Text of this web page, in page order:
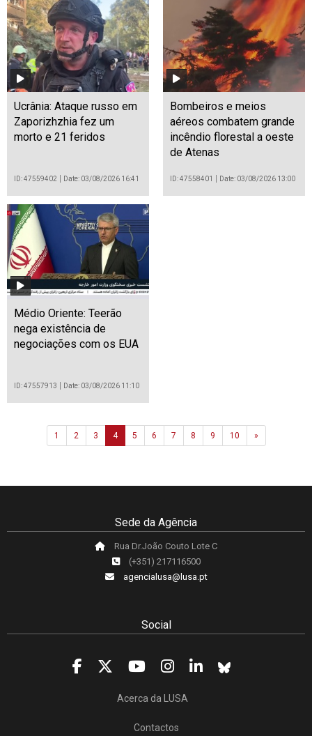
Ucrânia: Ataque russo em
Zaporizhzhia fez um
morto e 21 feridos
ID: 47559402 Date: 03/08/2026 16:41
Bombeiros e meios
aéreos combatem grande
incêndio florestal a oeste
de Atenas
ID: 47558401 Date: 03/08/2026 13:00
Médio Oriente: Teerão
nega existência de
negociações com os EUA
ID: 47557913 Date: 03/08/2026 11:10
1 2 3 4 5 6 7 8 9 10 »Next
Sede da Agência
Rua Dr.João Couto Lote C
(+351) 217116500
agencialusa@lusa.pt
Social
Acerca da LUSA
Contactos